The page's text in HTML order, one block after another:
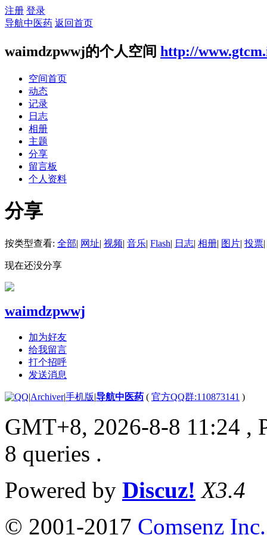
注册 登录
导航中医药 返回首页
waimdzpwwj的个人空间 http://
空间首页
动态
记录
日志
相册
主题
分享
留言板
个人资料
分享
按类型查看: 全部| 网址| 视频| 音乐| Flash| 日志| 相册| 图片| 投票|
现在还没分享
waimdzpwwj
加为好友
给我留言
打个招呼
发送消息
|Archiver|手机版|导航中医药 ( 官方QQ群:110873141 )
GMT+8, 2026-8-8 11:24 ,
8 queries .
Powered by Discuz! X3.4
© 2001-2017 Comsenz Inc.